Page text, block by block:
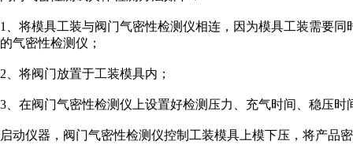
1、将模具工装与阀门气密性检测仪相连，因为模具工装需要
的气密性检测仪；
2、将阀门放置于工装模具内；
3、在阀门气密性检测仪上设置好检测压力、充气时间、稳压
启动仪器，阀门气密性检测仪控制工装模具上模下压，将产品